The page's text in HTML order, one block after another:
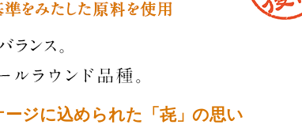
ージに込められた「㐂」の思い